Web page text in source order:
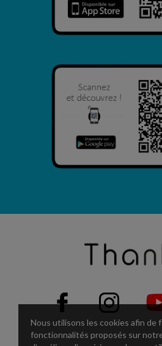
Nous utilisons les cookies afin de
fonctionnalités proposés sur